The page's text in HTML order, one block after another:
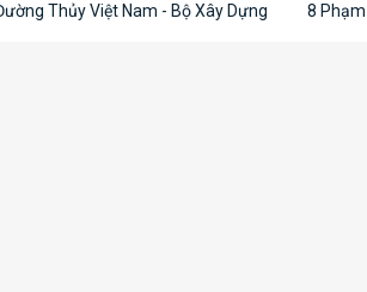
Thủy Việt Nam - Bộ Xây Dựng 8 Phạm